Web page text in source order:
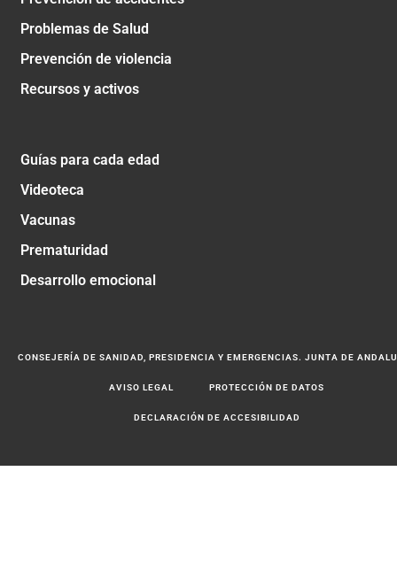
Problemas de Salud
Prevención de violencia
Recursos y activos
Guías para cada edad
Videoteca
Vacunas
Prematuridad
Desarrollo emocional
CONSEJERÍA DE SANIDAD, PRESIDENCIA Y EMERGENCIAS. JUNTA DE
AVISO LEGAL PROTECCIÓN DE DATOS
DECLARACIÓN DE ACCESIBILIDAD